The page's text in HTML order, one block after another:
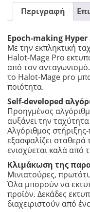
Περιγραφή
Epoch-making Hyper
Με την εκπληκτική
Halot-Mage Pro
από τον
το Halot-Mage pro
ποιότητα.
Self-developed
Προηγμένος
αυξάνει την
Αλγόριθμος
εξασφαλίζει
ενισχύεται καλά από
Κλιμάκωση της
Μινιατούρες,
Όλα μπορούν να
προϊόν. Δεκάδες
διαχειριστούν από